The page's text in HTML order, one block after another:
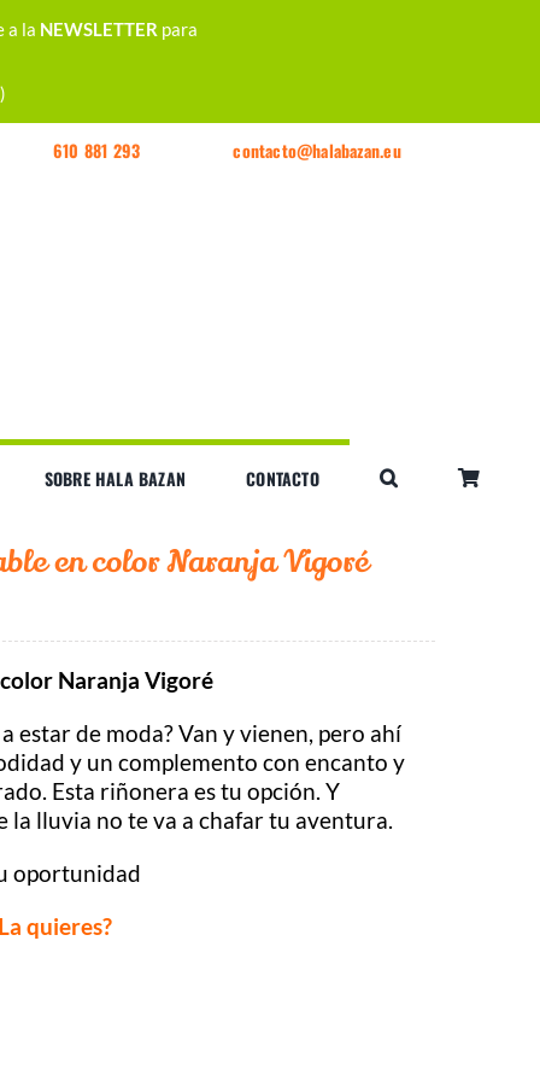
a la NEWSLETTER para
610 881 293 contacto@halabazan.eu
SOBRE HALA BAZAN CONTACTO
en color Naranja Vigoré
Naranja Vigoré
estar de moda? Van y vienen, pero ahí
y un complemento con encanto y
Esta riñonera es tu opción. Y
la lluvia no te va a chafar tu aventura.
oportunidad
quieres?